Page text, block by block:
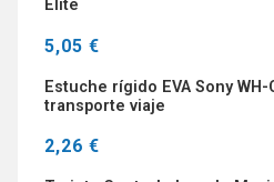
Elite
5,05 €
Estuche rígido EVA Sony WH-
transporte viaje
2,26 €